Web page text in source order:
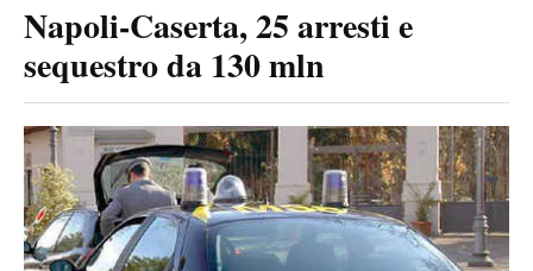
Napoli-Caserta, 25 arresti e
sequestro da 130 mln